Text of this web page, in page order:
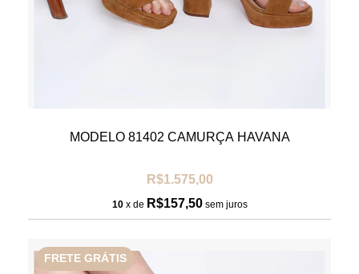
MODELO 81402 CAMURÇA HAVANA
R$1.575,00
10 x de R$157,50 sem juros
FRETE GRÁTIS